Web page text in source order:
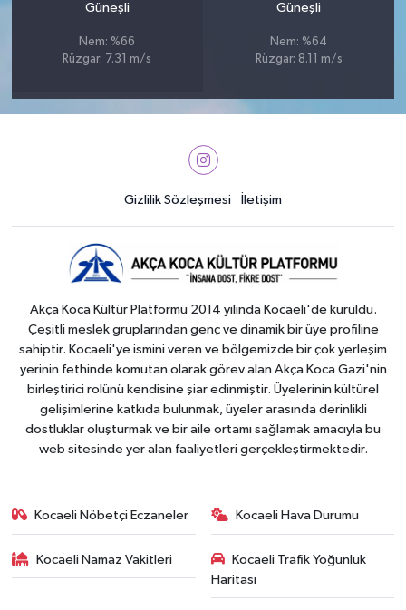
Güneşli
Nem: %66
Rüzgar: 7.31 m/s
Güneşli
Nem: %64
Rüzgar: 8.11 m/s
Gizlilik Sözleşmesi İletişim
Akça Koca Kültür Platformu 2014 yılında Kocaeli'de kuruldu.
Çeşitli meslek gruplarından genç ve dinamik bir üye profiline
sahiptir. Kocaeli'ye ismini veren ve bölgemizde bir çok yerleşim
yerinin fethinde komutan olarak görev alan Akça Koca Gazi'nin
birleştirici rolünü kendisine şiar edinmiştir. Üyelerinin kültürel
gelişimlerine katkıda bulunmak, üyeler arasında derinlikli
dostluklar oluşturmak ve bir aile ortamı sağlamak amacıyla bu
web sitesinde yer alan faaliyetleri gerçekleştirmektedir.
Kocaeli Nöbetçi Eczaneler Kocaeli Hava Durumu
Kocaeli Namaz Vakitleri
Kocaeli Trafik Yoğunluk
Haritası